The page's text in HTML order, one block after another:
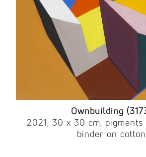
Ownbuilding
2021, 30 x 30 cm,
binder on cotton